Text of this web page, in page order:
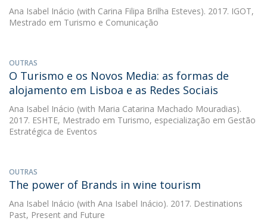
Ana Isabel Inácio (with Carina Filipa Brilha Esteves). 2017. IGOT,
Mestrado em Turismo e Comunicação
OUTRAS
O Turismo e os Novos Media: as formas de
alojamento em Lisboa e as Redes Sociais
Ana Isabel Inácio (with Maria Catarina Machado Mouradias).
2017. ESHTE, Mestrado em Turismo, especialização em Gestão
Estratégica de Eventos
OUTRAS
The power of Brands in wine tourism
Ana Isabel Inácio (with Ana Isabel Inácio). 2017. Destinations
Past, Present and Future